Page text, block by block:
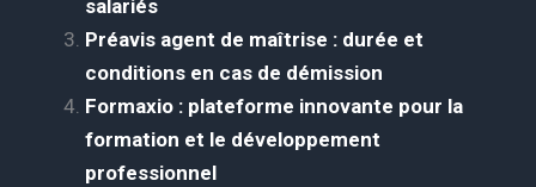
salariés
Préavis agent de maîtrise : durée et
conditions en cas de démission
Formaxio : plateforme innovante pour la
formation et le développement
professionnel